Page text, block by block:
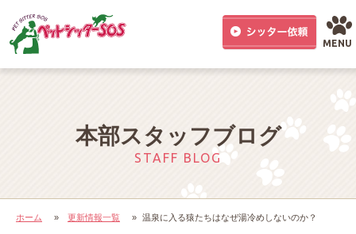
MENU
本部スタッフブログ
STAFF BLOG
ホーム » 更新情報一覧 » 温泉に入る猿たちはなぜ湯冷めしないのか？